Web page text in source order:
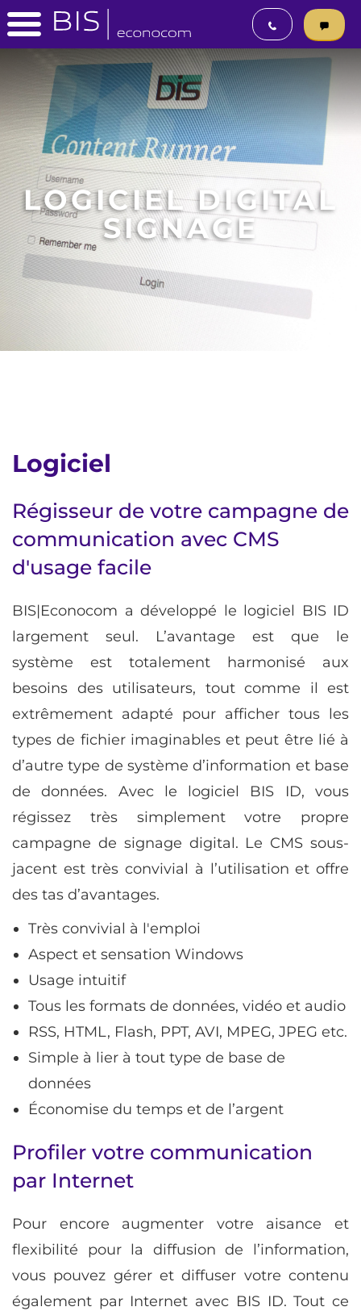
LOGICIEL DIGITAL
SIGNAGE
Logiciel
Régisseur de votre campagne de
communication avec CMS
d'usage facile
BIS|Econocom a développé le logiciel BIS ID
largement seul. L’avantage est que le
système est totalement harmonisé aux
besoins des utilisateurs, tout comme il est
extrêmement adapté pour afficher tous les
types de fichier imaginables et peut être lié à
d’autre type de système d’information et base
de données. Avec le logiciel BIS ID, vous
régissez très simplement votre propre
campagne de signage digital. Le CMS sous-
jacent est très convivial à l’utilisation et offre
des tas d’avantages.
Très convivial à l'emploi
Aspect et sensation Windows
Usage intuitif
Tous les formats de données, vidéo et audio
RSS, HTML, Flash, PPT, AVI, MPEG, JPEG etc.
Simple à lier à tout type de base de
données
Économise du temps et de l’argent
Profiler votre communication
par Internet
Pour encore augmenter votre aisance et
flexibilité pour la diffusion de l’information,
vous pouvez gérer et diffuser votre contenu
également par Internet avec BIS ID. Tout ce